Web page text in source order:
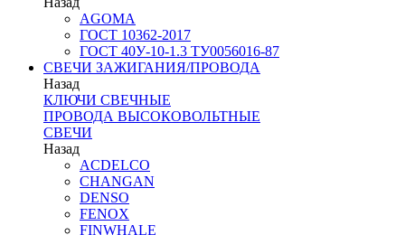
AGOMA
ГОСТ 10362-2017
ГОСТ 40У-10-1.3 ТУ0056016-87
СВЕЧИ ЗАЖИГАНИЯ/ПРОВОДА
Назад
КЛЮЧИ СВЕЧНЫЕ
ПРОВОДА ВЫСОКОВОЛЬТНЫЕ
СВЕЧИ
Назад
ACDELCO
CHANGAN
DENSO
FENOX
FINWHALE